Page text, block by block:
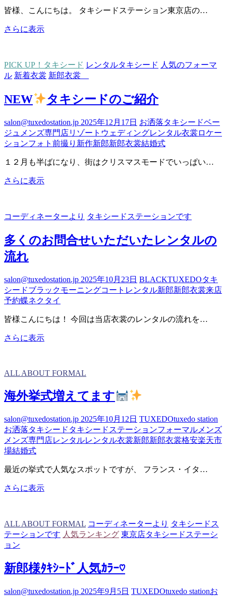
皆様、こんにちは。 タキシードステーション東京店の…
さらに表示～
ミ
ア
ム
モ
ー
ン
グ
コ
ト
PICK UP！タキシード レンタルタキシード 人気のフォーマ
ル 新着衣裳 新郎衣裳
NEW タキシードのご紹介
salon@tuxedostation.jp 2025年12月17日 お洒落タキシードベー
ジュ メンズ専門店リゾートウェディングレンタル衣裳 ロケー
ションフォト 前撮り 新作新郎新郎衣裳結婚式
１２月も半ばになり、街はクリスマスモードでいっぱい…
さらに表示NEW
シ
ド
介
コーディネーターより タキシードステーションです
多くのお問合せいただいたレンタルの
流れ
salon@tuxedostation.jp 2025年10月23日 BLACKTUXEDOタキ
シードブラックモーニングコート レンタル新郎新郎衣裳来店
予約蝶ネクタイ
皆様こんにちは！ 今回は当店衣裳のレンタルの流れを…
さらに表示多
お
問
合
せ
た
だ
い
ン
タ
れ
ALL ABOUT FORMAL
海外挙式増えてます
salon@tuxedostation.jp 2025年10月12日 TUXEDOtuxedo station
お洒落タキシード タキシードステーションフォーマル メンズ
メンズ専門店レンタルレンタル衣裳新郎新郎衣裳格安楽天市
場結婚式
最近の挙式で人気なスポットですが、 フランス・イタ…
さらに表示海
式
増
え
ま
す
ALL ABOUT FORMAL コーディネーターより タキシードス
テーションです 人気ランキング 東京店タキシードステーシ
ョン
新郎様ﾀｷｼｰﾄﾞ人気ｶﾗｰ♡
salon@tuxedostation.jp 2025年9月5日 TUXEDOtuxedo stationお